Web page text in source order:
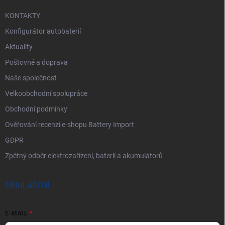
KONTAKTY
Konfigurátor autobaterií
Aktuality
Poštovné a doprava
Naše společnost
Velkoobchodní spolupráce
Obchodní podmínky
Ověřování recenzí e-shopu Battery Import
GDPR
Zpětný odběr elektrozařízení, baterií a akumulátorů
PŘIHLÁŠENÍ
E-MAIL